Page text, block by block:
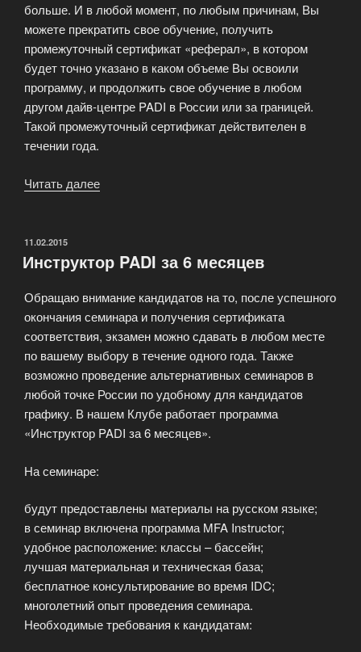
больше. И в любой момент, по любым причинам, Вы
можете прекратить свое обучение, получить
промежуточный сертификат «реферал», в котором
будет точно указано в каком объеме Вы освоили
программу, и продолжить свое обучение в любом
другом дайв-центре PADI в России или за границей.
Такой промежуточный сертификат действителен в
течении года.
Читать далее
ОПУБЛИКОВАНО
11.02.2015
Инструктор PADI за 6 месяцев
Обращаю внимание кандидатов на то, после успешного
окончания семинара и получения сертификата
соответствия, экзамен можно сдавать в любом месте
по вашему выбору в течение одного года. Также
возможно проведение альтернативных семинаров в
любой точке России по удобному для кандидатов
графику. В нашем Клубе работает программа
«Инструктор PADI за 6 месяцев».
На семинаре:
будут предоставлены материалы на русском языке;
в семинар включена программа MFA Instructor;
удобное расположение: классы – бассейн;
лучшая материальная и техническая база;
бесплатное консультирование во время IDC;
многолетний опыт проведения семинара.
Необходимые требования к кандидатам: